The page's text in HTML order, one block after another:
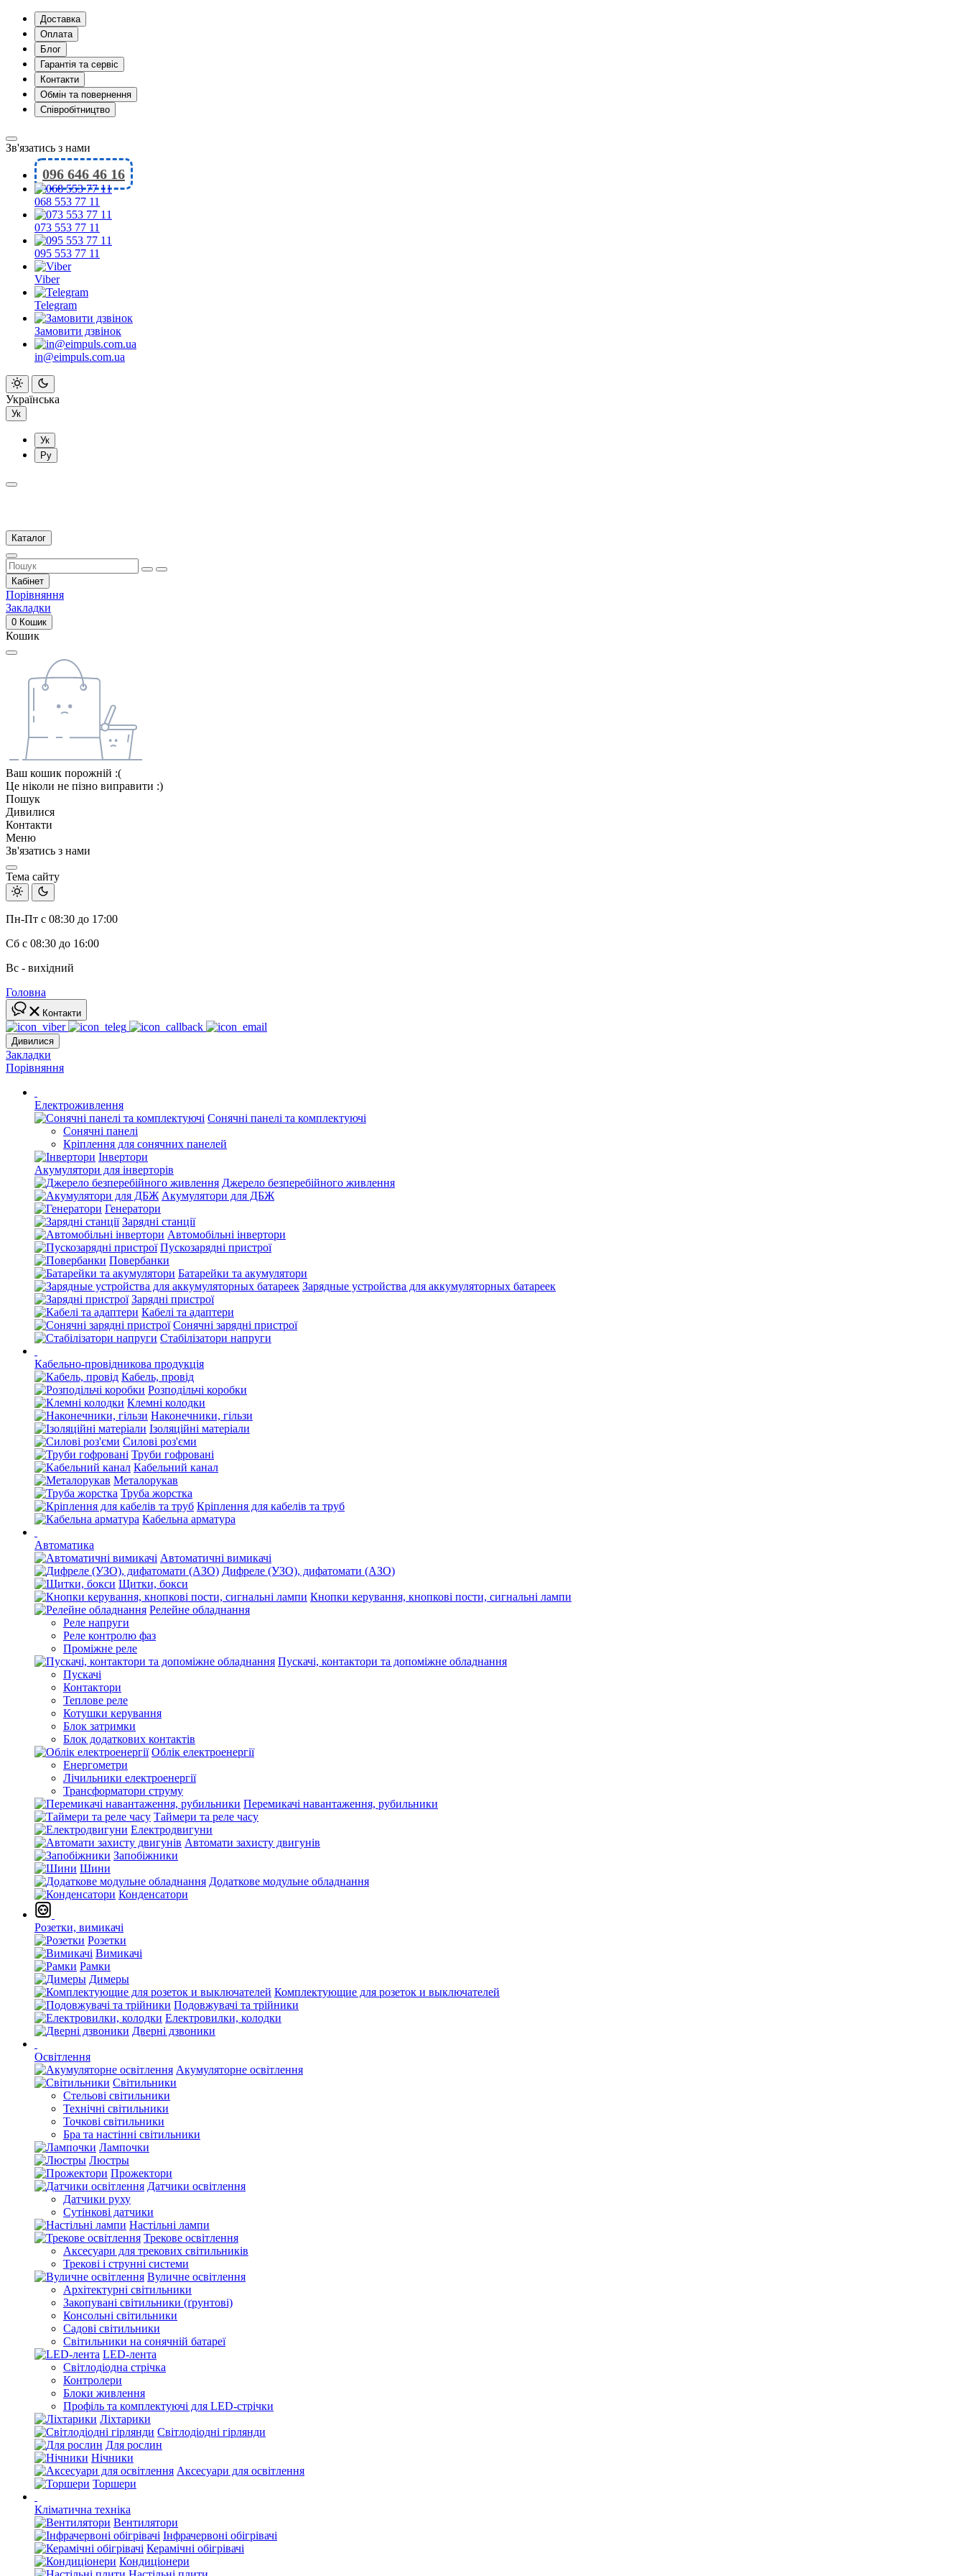
Доставка
Оплата
Блог
Гарантія та сервіс
Контакти
Обмін та повернення
Співробітництво
Зв'язатись з нами
096 646 46 16
068 553 77 11
073 553 77 11
095 553 77 11
Viber
Telegram
Замовити дзвінок
in@eimpuls.com.ua
Українська
Ук
Ук
Ру
Каталог
Кабінет
Порівняння
Закладки
0 Кошик
Кошик
Ваш кошик порожній :(
Це ніколи не пізно виправити :)
Пошук
Дивилися
Контакти
Меню
Зв'язатись з нами
Тема сайту
Пн-Пт с 08:30 до 17:00
Сб с 08:30 до 16:00
Вс - вихідний
Головна
Контакти
Дивилися
Закладки
Порівняння
Електроживлення
Сонячні панелі та комплектуючі
Сонячні панелі
Кріплення для сонячних панелей
Інвертори
Акумулятори для інверторів
Джерело безперебійного живлення
Акумулятори для ДБЖ
Генератори
Зарядні станції
Автомобільні інвертори
Пускозарядні пристрої
Повербанки
Батарейки та акумулятори
Зарядные устройства для аккумуляторных батареек
Зарядні пристрої
Кабелі та адаптери
Сонячні зарядні пристрої
Стабілізатори напруги
Кабельно-провідникова продукція
Кабель, провід
Розподільчі коробки
Клемні колодки
Наконечники, гільзи
Ізоляційні матеріали
Силові роз'єми
Труби гофровані
Кабельний канал
Металорукав
Труба жорстка
Кріплення для кабелів та труб
Кабельна арматура
Автоматика
Автоматичні вимикачі
Дифреле (УЗО), дифатомати (АЗО)
Щитки, бокси
Кнопки керування, кнопкові пости, сигнальні лампи
Релейне обладнання
Реле напруги
Реле контролю фаз
Проміжне реле
Пускачі, контактори та допоміжне обладнання
Пускачі
Контактори
Теплове реле
Котушки керування
Блок затримки
Блок додаткових контактів
Облік електроенергії
Енергометри
Лічильники електроенергії
Трансформатори струму
Перемикачі навантаження, рубильники
Таймери та реле часу
Електродвигуни
Автомати захисту двигунів
Запобіжники
Шини
Додаткове модульне обладнання
Конденсатори
Розетки, вимикачі
Розетки
Вимикачі
Рамки
Димеры
Комплектующие для розеток и выключателей
Подовжувачі та трійники
Електровилки, колодки
Дверні дзвоники
Освітлення
Акумуляторне освітлення
Світильники
Стельові світильники
Технічні світильники
Точкові світильники
Бра та настінні світильники
Лампочки
Люстры
Прожектори
Датчики освітлення
Датчики руху
Сутінкові датчики
Настільні лампи
Трекове освітлення
Аксесуари для трекових світильників
Трекові і струнні системи
Вуличне освітлення
Архітектурні світильники
Закопувані світильники (ґрунтові)
Консольні світильники
Садові світильники
Світильники на сонячній батареї
LED-лента
Світлодіодна стрічка
Контролери
Блоки живлення
Профіль та комплектуючі для LED-стрічки
Ліхтарики
Світлодіодні гірлянди
Для рослин
Нічники
Аксесуари для освітлення
Торшери
Кліматична техніка
Вентилятори
Інфрачервоні обігрівачі
Керамічні обігрівачі
Кондиціонери